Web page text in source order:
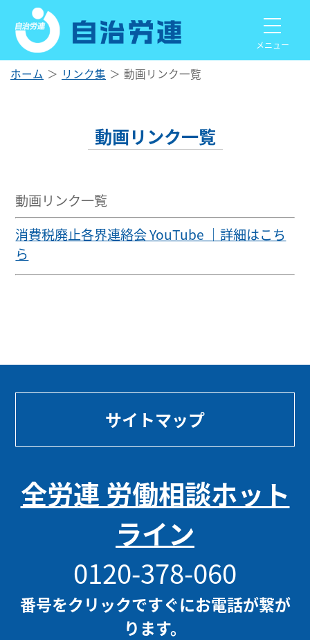
メニュー
ホーム リンク集 動画リンク一覧
動画リンク一覧
動画リンク一覧
消費税廃止各界連絡会 YouTube ｜詳細はこち
ら
サイトマップ
全労連 労働相談ホット
ライン
0120-378-060
番号をクリックですぐにお電話が繋が
ります。